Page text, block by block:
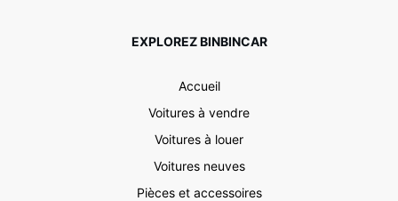
EXPLOREZ BINBINCAR
Accueil
Voitures à vendre
Voitures à louer
Voitures neuves
Pièces et accessoires